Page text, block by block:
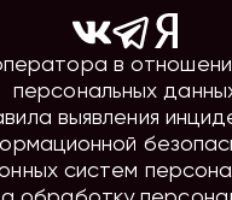
в
персональных
выявления
систем